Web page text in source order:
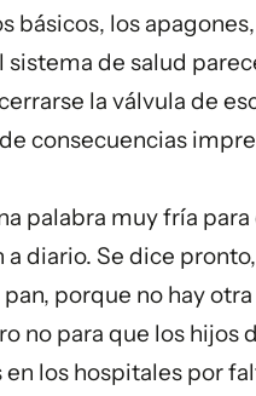
básicos, los
sistema de salud
la válvula de
consecuencias
palabra muy fría
a diario. Se dice
porque no hay
no para que los hijos
los hospitales por